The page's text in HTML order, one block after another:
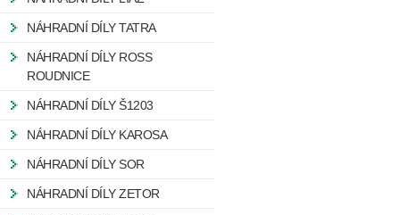
NÁHRADNÍ DÍLY TATRA
NÁHRADNÍ DÍLY ROSS
ROUDNICE
NÁHRADNÍ DÍLY Š1203
NÁHRADNÍ DÍLY KAROSA
NÁHRADNÍ DÍLY SOR
NÁHRADNÍ DÍLY ZETOR